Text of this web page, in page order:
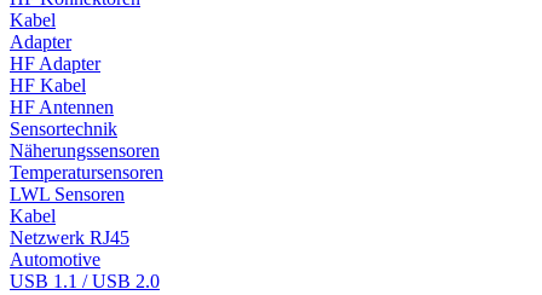
Kabel
Adapter
HF Adapter
HF Kabel
HF Antennen
Sensortechnik
Näherungssensoren
Temperatursensoren
LWL Sensoren
Kabel
Netzwerk RJ45
Automotive
USB 1.1 / USB 2.0